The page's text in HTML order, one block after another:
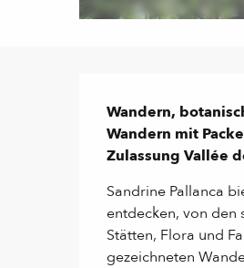
Wandern,
Wandern mit
Zulassung Vallée
Sandrine Pallanca
entdecken, von den
Stätten, Flora und
gezeichneten